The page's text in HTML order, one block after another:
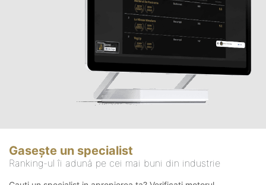
Gasește un specialist
Ranking-ul îi adună pe cei mai buni din industrie